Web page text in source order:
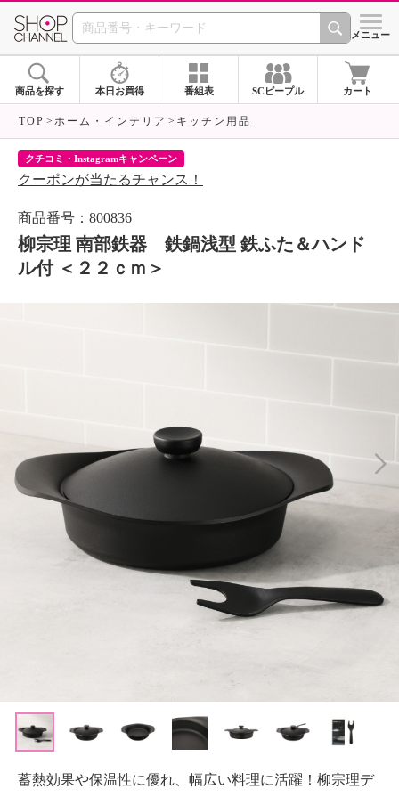
SHOP CHANNEL シメニュー
商品を探す 本日お買得 番組表 SCピープル カート
TOP ホーム・インテリア キッチン用品
クチコミ・Instagramキャンペーン
クーポンが当たるチャンス！
商品番号：800836
柳宗理 南部鉄器 鉄鍋浅型 鉄ふた＆ハンド
ル付 ＜２２ｃｍ＞
蓄熱効果や保温性に優れ、幅広い料理に活躍！柳宗理デ